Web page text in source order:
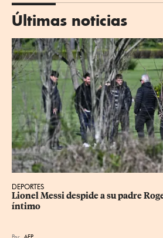
Últimas noticias
DEPORTES
Lionel Messi despide a su padre
íntimo
Por AFP